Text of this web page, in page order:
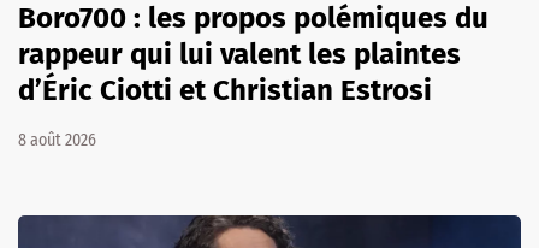
Boro700 : les propos polémiques du
rappeur qui lui valent les plaintes
d’Éric Ciotti et Christian Estrosi
8 août 2026